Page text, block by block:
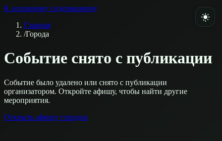
К основному содержимому
Главная
/Города
Событие снято с публикации
Событие было удалено или снято с публикации
организатором. Откройте афишу, чтобы найти другие
мероприятия.
Открыть афишу городов